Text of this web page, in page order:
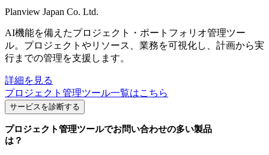
Planview Japan Co. Ltd.
AI機能を備えたプロジェクト・ポートフォリオ管理ツー
ル。プロジェクトやリソース、業務を可視化し、計画から実
行までの管理を支援します。
詳細を見る
プロジェクト管理ツール一覧はこちら
サービスを診断する
プロジェクト管理ツールでお問い合わせの多い製品
は？